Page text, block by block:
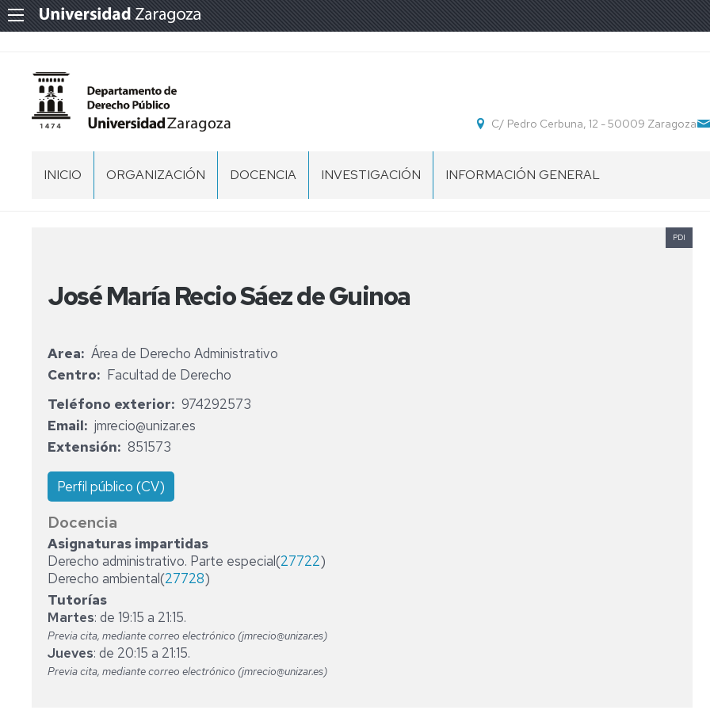
C/ Pedro Cerbuna, 12 - 50009 Zaragoza
INICIO ORGANIZACIÓN
DEL
EQUIPO
CONSEJO
DE
DEPARTAMENTO
ÁREAS
DERECHO
ADMINISTRATIVO
DERECHO
CONSTITUCIONAL
DERECHO
ECLESIÁSTICO
DEL
ESTADO
DERECHO
INTERNACIONAL
PÚBLICO
DOCENTE
PERSONAL
DE
ADMINISTRACIÓN
Y
SERVICIOS
DOCENCIA
TESIS
INVESTIGACIÓN INFORMACIÓN GENERAL
José María Recio Sáez de Guinoa
PDI
Area
Área de Derecho Administrativo
Centro
Facultad de Derecho
Teléfono exterior
974292573
Email
jmrecio@unizar.es
Extensión
851573
Perfil público (CV)
Docencia
Asignaturas impartidas
Derecho administrativo. Parte especial(27722)
Derecho ambiental(27728)
Tutorías
Martes: de 19:15 a 21:15.
Previa cita, mediante correo electrónico (jmrecio@unizar.es)
Jueves: de 20:15 a 21:15.
Previa cita, mediante correo electrónico (jmrecio@unizar.es)